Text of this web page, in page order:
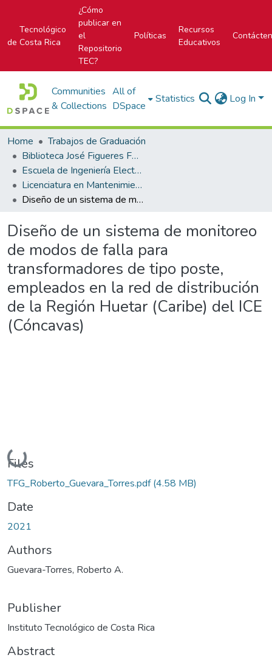
Tecnológico
de Costa Rica
¿Cómo
publicar en
el
Repositorio
TEC?
Políticas
Recursos
Educativos
Communities
& Collections
All of
DSpace
Statistics Log In
Home
Trabajos de Graduación
Biblioteca José Figueres Ferrer
Escuela de Ingeniería Electromecánica
Licenciatura en Mantenimiento Industrial
Diseño de un sistema de monitoreo de modos de falla para transformadores de tipo poste, empleados en la red de distribución de la Región Huetar (Caribe) del ICE (Cóncavas)
Diseño de un sistema de monitoreo
de modos de falla para
transformadores de tipo poste,
empleados en la red de distribución
de la Región Huetar (Caribe) del ICE
(Cóncavas)
Loading...
Files
TFG_Roberto_Guevara_Torres.pdf(4.58 MB)
Date
2021
Authors
Guevara-Torres, Roberto A.
Publisher
Instituto Tecnológico de Costa Rica
Abstract